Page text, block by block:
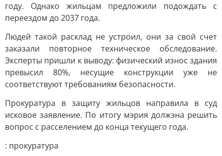
году. Однако жильцам предложили подождать с
переездом до 2037 года.
Людей такой расклад не устроил, они за свой счет
заказали повторное техническое обследование.
Эксперты пришли к выводу: физический износ здания
превысил 80%, несущие конструкции уже не
соответствуют требованиям безопасности.
Прокуратура в защиту жильцов направила в суд
исковое заявление. По итогу мэрия должэна решить
вопрос с расселением до конца текущего года.
: прокуратура